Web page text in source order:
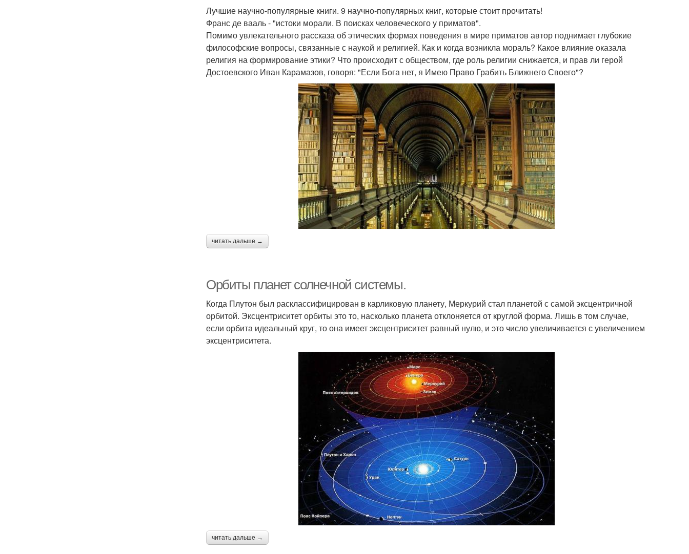
Лучшие научно-популярные книги. 9 научно-популярных книг, которые стоит прочитать!
Франс де вааль - "истоки морали. В поисках человеческого у приматов".
Помимо увлекательного рассказа об этических формах поведения в мире приматов автор поднимает глубокие
философские вопросы, связанные с наукой и религией. Как и когда возникла мораль? Какое влияние оказала
религия на формирование этики? Что происходит с обществом, где роль религии снижается, и прав ли герой
Достоевского Иван Карамазов, говоря: "Если Бога нет, я Имею Право Грабить Ближнего Своего"?
читать дальше →
Орбиты планет солнечной системы.
Когда Плутон был расклассифицирован в карликовую планету, Меркурий стал планетой с самой эксцентричной
орбитой. Эксцентриситет орбиты это то, насколько планета отклоняется от круглой форма. Лишь в том случае,
если орбита идеальный круг, то она имеет эксцентриситет равный нулю, и это число увеличивается с увеличением
эксцентриситета.
читать дальше →